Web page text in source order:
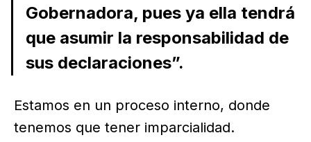
Gobernadora, pues ya ella tendrá
que asumir la responsabilidad de
sus declaraciones”.
Estamos en un proceso interno, donde
tenemos que tener imparcialidad.